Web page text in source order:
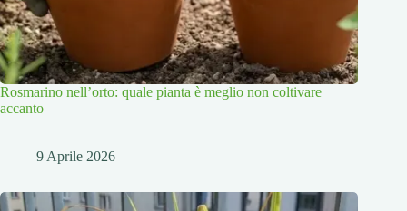
Rosmarino nell’orto: quale pianta è meglio non coltivare
accanto
9 Aprile 2026